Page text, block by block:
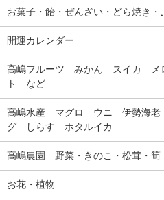
お菓子・飴・ぜんざい・どら焼き・
開運カレンダー
高嶋フルーツ みかん スイカ メ
ト など
高嶋水産 マグロ ウニ 伊勢海
グ しらす ホタルイカ
高嶋農園 野菜・きのこ・松茸・筍
お花・植物